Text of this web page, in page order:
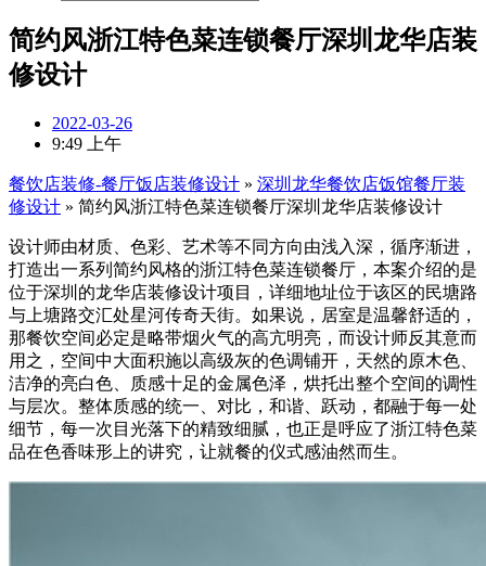
简约风浙江特色菜连锁餐厅深圳龙华店装
修设计
2022-03-26
9:49 上午
餐饮店装修-餐厅饭店装修设计 » 深圳龙华餐饮店饭馆餐厅装
修设计 » 简约风浙江特色菜连锁餐厅深圳龙华店装修设计
设计师由材质、色彩、艺术等不同方向由浅入深，循序渐进，
打造出一系列简约风格的浙江特色菜连锁餐厅，本案介绍的是
位于深圳的龙华店装修设计项目，详细地址位于该区的民塘路
与上塘路交汇处星河传奇天街。如果说，居室是温馨舒适的，
那餐饮空间必定是略带烟火气的高亢明亮，而设计师反其意而
用之，空间中大面积施以高级灰的色调铺开，天然的原木色、
洁净的亮白色、质感十足的金属色泽，烘托出整个空间的调性
与层次。整体质感的统一、对比，和谐、跃动，都融于每一处
细节，每一次目光落下的精致细腻，也正是呼应了浙江特色菜
品在色香味形上的讲究，让就餐的仪式感油然而生。